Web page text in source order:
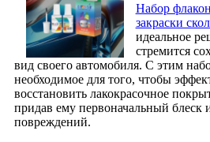
Набор
закраски
идеальное
стремится
вид своего автомобиля. С этим
необходимое для того, чтобы
восстановить лакокрасочное
придав ему первоначальный блеск
повреждений.